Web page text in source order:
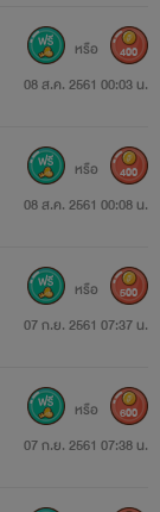
ช่ย่อย ถึงได้เน่า
มความสูง จ้องตา
ด้ยิน”
ดเมื่อครู่ ดวงตา
08 ส.ค. 2561 00:03 น.
หรือ 400
08 ส.ค. 2561 00:08 น.
หรือ 400
07 ก.ย. 2561 07:37 น.
หรือ 500
07 ก.ย. 2561 07:38 น.
หรือ 600